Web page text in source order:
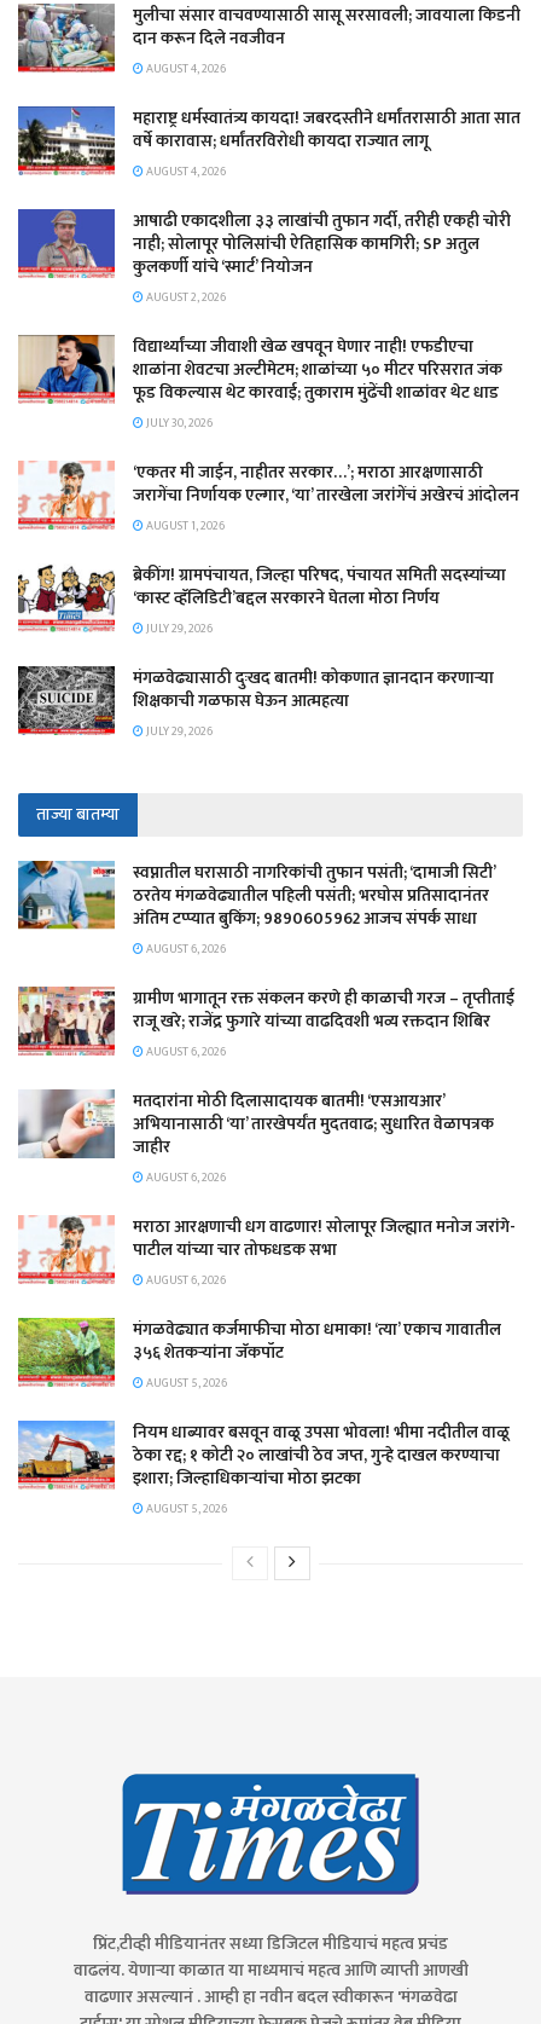
मुलीचा संसार वाचवण्यासाठी सासू सरसावली; जावयाला किडनी
दान करून दिले नवजीवन
AUGUST 4, 2026
महाराष्ट्र धर्मस्वातंत्र्य कायदा! जबरदस्तीने धर्मांतरासाठी आता सात
वर्षे कारावास; धर्मांतरविरोधी कायदा राज्यात लागू
AUGUST 4, 2026
आषाढी एकादशीला ३३ लाखांची तुफान गर्दी, तरीही एकही चोरी
नाही; सोलापूर पोलिसांची ऐतिहासिक कामगिरी; SP अतुल
कुलकर्णी यांचे ‘स्मार्ट’ नियोजन
AUGUST 2, 2026
विद्यार्थ्यांच्या जीवाशी खेळ खपवून घेणार नाही! एफडीएचा
शाळांना शेवटचा अल्टीमेटम; शाळांच्या ५० मीटर परिसरात जंक
फूड विकल्यास थेट कारवाई; तुकाराम मुंढेंची शाळांवर थेट धाड
JULY 30, 2026
‘एकतर मी जाईन, नाहीतर सरकार…’; मराठा आरक्षणासाठी
जरागेंचा निर्णायक एल्गार, ‘या’ तारखेला जरांगेंचं अखेरचं आंदोलन
AUGUST 1, 2026
ब्रेकींग! ग्रामपंचायत, जिल्हा परिषद, पंचायत समिती सदस्यांच्या
‘कास्ट व्हॅलिडिटी’बद्दल सरकारने घेतला मोठा निर्णय
JULY 29, 2026
मंगळवेढ्यासाठी दुःखद बातमी! कोकणात ज्ञानदान करणाऱ्या
शिक्षकाची गळफास घेऊन आत्महत्या
JULY 29, 2026
ताज्या बातम्या
स्वप्नातील घरासाठी नागरिकांची तुफान पसंती; ‘दामाजी सिटी’
ठरतेय मंगळवेढ्यातील पहिली पसंती; भरघोस प्रतिसादानंतर
अंतिम टप्प्यात बुकिंग; 9890605962 आजच संपर्क साधा
AUGUST 6, 2026
ग्रामीण भागातून रक्त संकलन करणे ही काळाची गरज – तृप्तीताई
राजू खरे; राजेंद्र फुगारे यांच्या वाढदिवशी भव्य रक्तदान शिबिर
AUGUST 6, 2026
मतदारांना मोठी दिलासादायक बातमी! ‘एसआयआर’
अभियानासाठी ‘या’ तारखेपर्यंत मुदतवाढ; सुधारित वेळापत्रक
जाहीर
AUGUST 6, 2026
मराठा आरक्षणाची धग वाढणार! सोलापूर जिल्ह्यात मनोज जरांगे-
पाटील यांच्या चार तोफधडक सभा
AUGUST 6, 2026
मंगळवेढ्यात कर्जमाफीचा मोठा धमाका! ‘त्या’ एकाच गावातील
३५६ शेतकऱ्यांना जॅकपॉट
AUGUST 5, 2026
नियम धाब्यावर बसवून वाळू उपसा भोवला! भीमा नदीतील वाळू
ठेका रद्द; १ कोटी २० लाखांची ठेव जप्त, गुन्हे दाखल करण्याचा
इशारा; जिल्हाधिकाऱ्यांचा मोठा झटका
AUGUST 5, 2026
प्रिंट,टीव्ही मीडियानंतर सध्या डिजिटल मीडियाचं महत्व प्रचंड
वाढलंय. येणाऱ्या काळात या माध्यमाचं महत्व आणि व्याप्ती आणखी
वाढणार असल्यानं . आम्ही हा नवीन बदल स्वीकारून 'मंगळवेढा